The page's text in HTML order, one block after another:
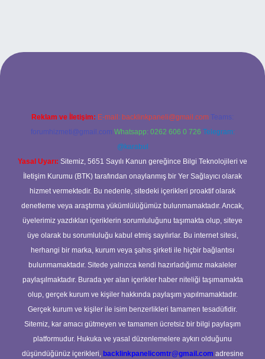
Reklam ve İletişim: E-mail: backlinkpaneli@gmail.com Teams:
forumhizmeti@gmail.com Whatsapp: 0262 606 0 726 Telegram:
@karabul
Yasal Uyarı: Sitemiz, 5651 Sayılı Kanun gereğince Bilgi Teknolojileri ve
İletişim Kurumu (BTK) tarafından onaylanmış bir Yer Sağlayıcı olarak
hizmet vermektedir. Bu nedenle, sitedeki içerikleri proaktif olarak
denetleme veya araştırma yükümlülüğümüz bulunmamaktadır. Ancak,
üyelerimiz yazdıkları içeriklerin sorumluluğunu taşımakta olup, siteye
üye olarak bu sorumluluğu kabul etmiş sayılırlar. Bu internet sitesi,
herhangi bir marka, kurum veya şahıs şirketi ile hiçbir bağlantısı
bulunmamaktadır. Sitede yalnızca kendi hazırladığımız makaleler
paylaşılmaktadır. Burada yer alan içerikler haber niteliği taşımamakta
olup, gerçek kurum ve kişiler hakkında paylaşım yapılmamaktadır.
Gerçek kurum ve kişiler ile isim benzerlikleri tamamen tesadüfidir.
Sitemiz, kar amacı gütmeyen ve tamamen ücretsiz bir bilgi paylaşım
platformudur. Hukuka ve yasal düzenlemelere aykırı olduğunu
düşündüğünüz içerikleri, backlinkpanelicomtr@gmail.com adresine